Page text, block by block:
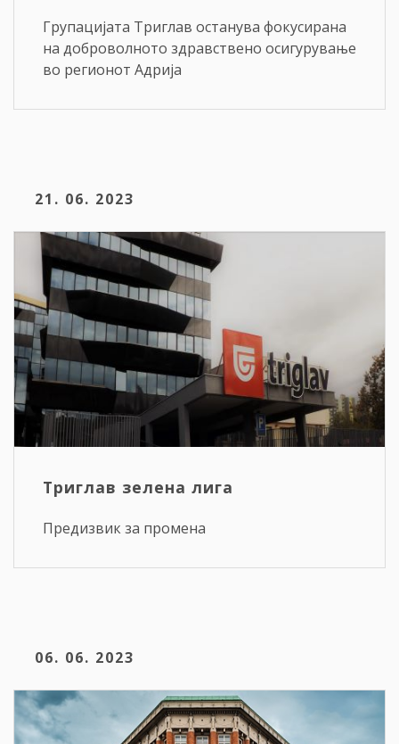
Групацијата Триглав останува фокусирана
на доброволното здравствено осигурување
во регионот Адрија
21. 06. 2023
Триглав зелена лига
Предизвик за промена
06. 06. 2023